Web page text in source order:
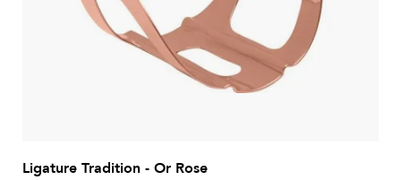
Ligature Tradition - Or Rose